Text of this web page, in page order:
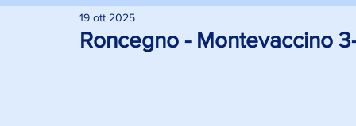
Roncegno - Montevaccino
19 ott 2025